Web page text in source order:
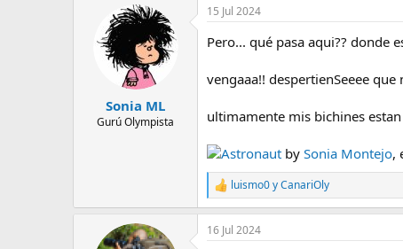
c
h
a
d
e
n
i
Sonia ML
Gurú Olympista
15 Jul 2024
Pero... qué pasa aqui?? donde
vengaaa!! despertienSeeee
ultimamente mis bichines
Astronaut by Sonia Montejo,
R
e
a
c
luismo0yCanariOly
16 Jul 2024